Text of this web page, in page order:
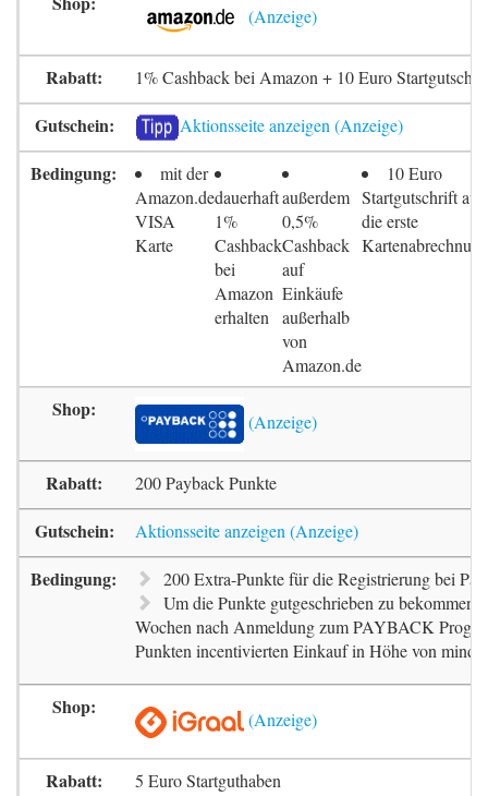
1% Cashback bei Amazon + 10 Euro
Aktionsseite anzeigen
mit der
Amazon.de
VISA
Karte
dauerhaft
1%
Cashback
bei
Amazon
erhalten
außerdem
0,5%
Cashback
auf
Einkäufe
außerhalb
von
Amazon.de
10 Euro
Startgutschrift auf
die erste
Kartenabrechnung
200 Payback Punkte
Aktionsseite anzeigen
200 Extra-Punkte für die Registrierung bei
Um die Punkte gutgeschrieben zu bekommen,
Wochen nach Anmeldung zum PAYBACK
Punkten incentivierten Einkauf in Höhe von
5 Euro Startguthaben